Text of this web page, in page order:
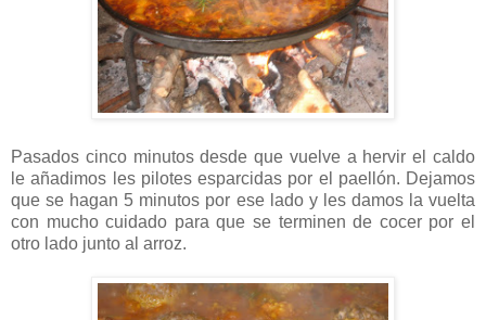
Pasados cinco minutos desde que vuelve a hervir el caldo
le añadimos les pilotes esparcidas por el paellón. Dejamos
que se hagan 5 minutos por ese lado y les damos la vuelta
con mucho cuidado para que se terminen de cocer por el
otro lado junto al arroz.